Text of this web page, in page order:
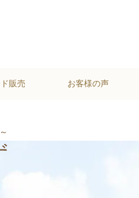
販売 お客様の声